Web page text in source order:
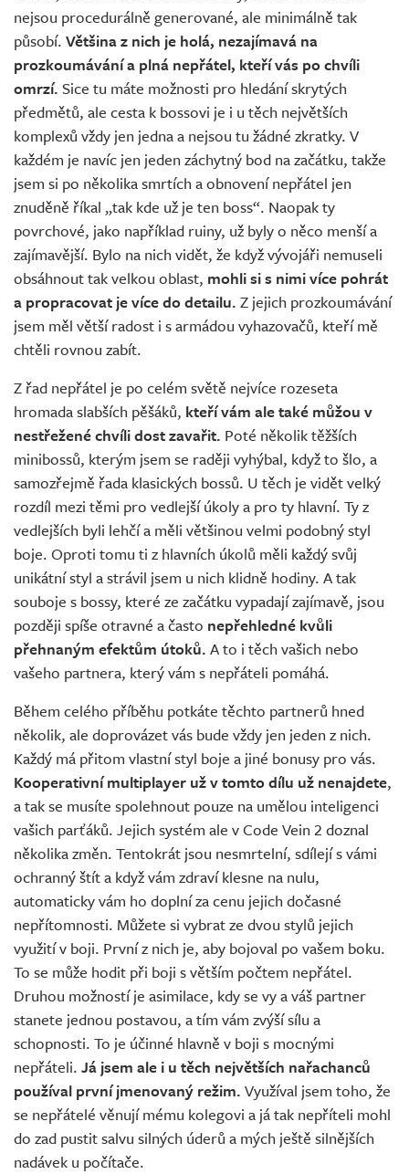
nejsou procedurálně generované, ale minimálně tak
působí. Většina z nich je holá, nezajímavá na
prozkoumávání a plná nepřátel, kteří vás po chvíli
omrzí. Sice tu máte možnosti pro hledání skrytých
předmětů, ale cesta k bossovi je i u těch největších
komplexů vždy jen jedna a nejsou tu žádné zkratky. V
každém je navíc jen jeden záchytný bod na začátku, takže
jsem si po několika smrtích a obnovení nepřátel jen
znuděně říkal „tak kde už je ten boss“. Naopak ty
povrchové, jako například ruiny, už byly o něco menší a
zajímavější. Bylo na nich vidět, že když vývojáři nemuseli
obsáhnout tak velkou oblast, mohli si s nimi více pohrát
a propracovat je více do detailu. Z jejich prozkoumávání
jsem měl větší radost i s armádou vyhazovačů, kteří mě
chtěli rovnou zabít.
Z řad nepřátel je po celém světě nejvíce rozeseta
hromada slabších pěšáků, kteří vám ale také můžou v
nestřežené chvíli dost zavařit. Poté několik těžších
minibossů, kterým jsem se raději vyhýbal, když to šlo, a
samozřejmě řada klasických bossů. U těch je vidět velký
rozdíl mezi těmi pro vedlejší úkoly a pro ty hlavní. Ty z
vedlejších byli lehčí a měli většinou velmi podobný styl
boje. Oproti tomu ti z hlavních úkolů měli každý svůj
unikátní styl a strávil jsem u nich klidně hodiny. A tak
souboje s bossy, které ze začátku vypadají zajímavě, jsou
později spíše otravné a často nepřehledné kvůli
přehnaným efektům útoků. A to i těch vašich nebo
vašeho partnera, který vám s nepřáteli pomáhá.
Během celého příběhu potkáte těchto partnerů hned
několik, ale doprovázet vás bude vždy jen jeden z nich.
Každý má přitom vlastní styl boje a jiné bonusy pro vás.
Kooperativní multiplayer už v tomto dílu už nenajdete,
a tak se musíte spolehnout pouze na umělou inteligenci
vašich parťáků. Jejich systém ale v Code Vein 2 doznal
několika změn. Tentokrát jsou nesmrtelní, sdílejí s vámi
ochranný štít a když vám zdraví klesne na nulu,
automaticky vám ho doplní za cenu jejich dočasné
nepřítomnosti. Můžete si vybrat ze dvou stylů jejich
využití v boji. První z nich je, aby bojoval po vašem boku.
To se může hodit při boji s větším počtem nepřátel.
Druhou možností je asimilace, kdy se vy a váš partner
stanete jednou postavou, a tím vám zvýší sílu a
schopnosti. To je účinné hlavně v boji s mocnými
nepřáteli. Já jsem ale i u těch největších nařachanců
používal první jmenovaný režim. Využíval jsem toho, že
se nepřátelé věnují mému kolegovi a já tak nepříteli mohl
do zad pustit salvu silných úderů a mých ještě silnějších
nadávek u počítače.